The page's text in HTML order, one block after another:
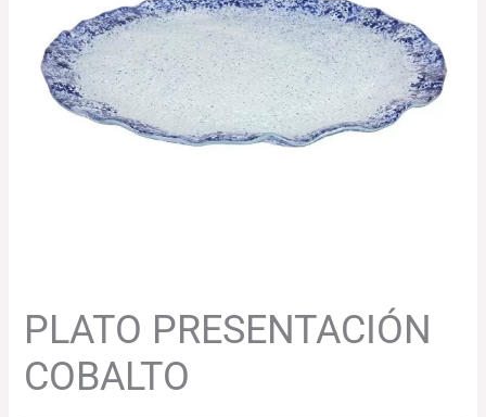
PLATO PRESENTACIÓN
COBALTO
81.72€
hasta
103.34€